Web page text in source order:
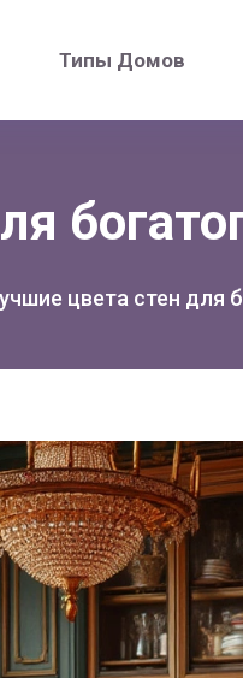
Типы Домов
цвета стен для